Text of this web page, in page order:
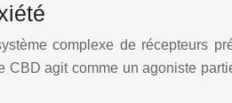
complexe de récepteurs
CBD agit comme un agoniste